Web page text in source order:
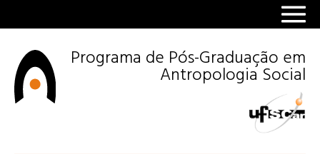
Programa de Pós-Graduação em
Antropologia Social